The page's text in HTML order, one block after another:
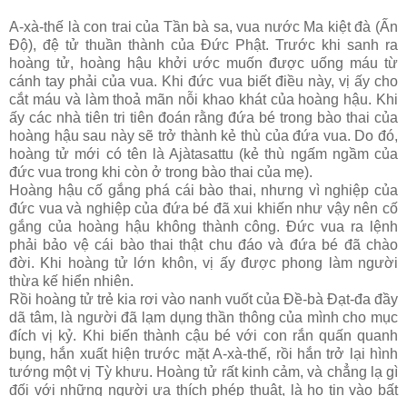
A-xà-thế là con trai của Tần bà sa, vua nước Ma kiệt đà (Ấn
Ðộ), đệ tử thuần thành của Ðức Phật. Trước khi sanh ra
hoàng tử, hoàng hậu khởi ước muốn được uống máu từ
cánh tay phải của vua. Khi đức vua biết điều này, vị ấy cho
cắt máu và làm thoả mãn nỗi khao khát của hoàng hậu. Khi
ấy các nhà tiên tri tiên đoán rằng đứa bé trong bào thai của
hoàng hậu sau này sẽ trở thành kẻ thù của đứa vua. Do đó,
hoàng tử mới có tên là Ajàtasattu (kẻ thù ngấm ngầm của
đức vua trong khi còn ở trong bào thai của mẹ).
Hoàng hậu cố gắng phá cái bào thai, nhưng vì nghiệp của
đức vua và nghiệp của đứa bé đã xui khiến như vậy nên cố
gắng của hoàng hậu không thành công. Ðức vua ra lệnh
phải bảo vệ cái bào thai thật chu đáo và đứa bé đã chào
đời. Khi hoàng tử lớn khôn, vị ấy được phong làm người
thừa kế hiển nhiên.
Rồi hoàng tử trẻ kia rơi vào nanh vuốt của Ðề-bà Ðạt-đa đầy
dã tâm, là người đã lạm dụng thần thông của mình cho mục
đích vị kỷ. Khi biến thành cậu bé với con rắn quấn quanh
bụng, hắn xuất hiện trước mặt A-xà-thế, rồi hắn trở lại hình
tướng một vị Tỳ khưu. Hoàng tử rất kinh cảm, và chẳng lạ gì
đối với những người ưa thích phép thuật, là họ tin vào bất